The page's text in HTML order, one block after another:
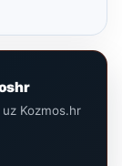
Kozmos.hr